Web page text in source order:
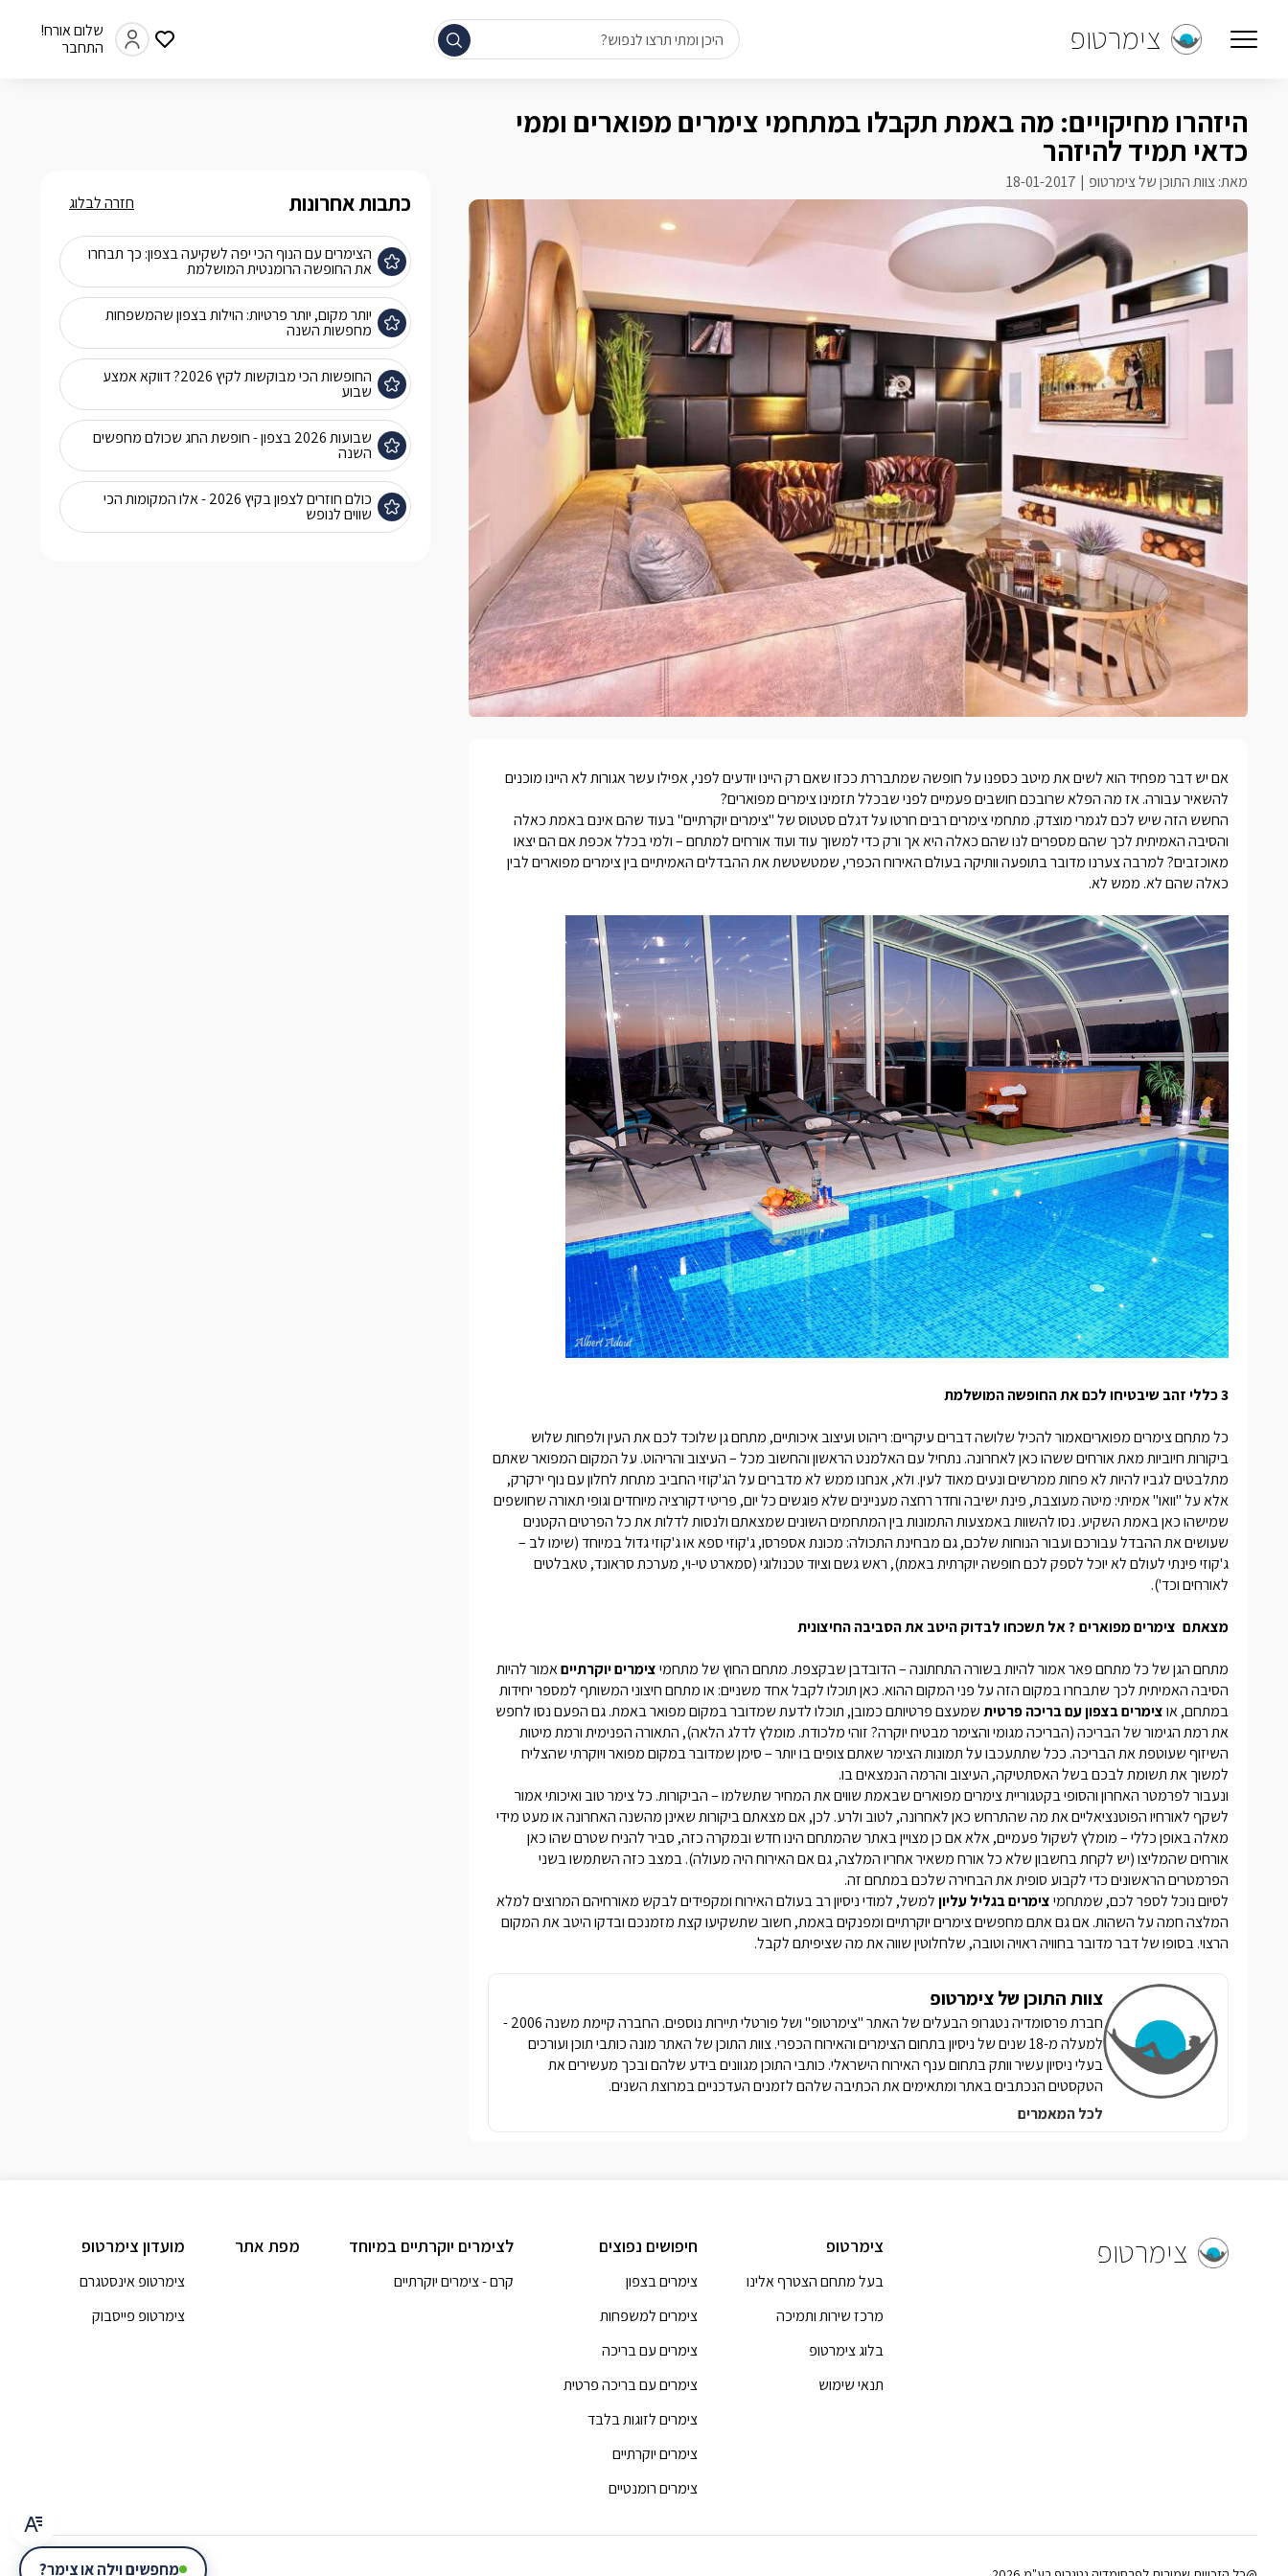
צימרטופ
שלום אורח!
התחבר
היכן ומתי תרצו לנפוש?
היזהרו מחיקויים: מה באמת תקבלו במתחמי צימרים מפוארים וממי
כדאי תמיד להיזהר
מאת: צוות התוכן של צימרטופ 18-01-2017
אם יש דבר מפחיד הוא לשים את מיטב כספנו על חופשה שמתבררת ככזו שאם רק היינו יודעים לפני, אפילו עשר אגורות לא היינו מוכנים
להשאיר עבורה. אז מה הפלא שרובכם חושבים פעמיים לפני שבכלל תזמינוצימרים מפוארים?
החשש הזה שיש לכם לגמרי מוצדק. מתחמי צימרים רבים חרטו על דגלם סטטוס של "צימרים יוקרתיים" בעוד שהם אינם באמת כאלה
והסיבה האמיתית לכך שהם מספרים לנו שהם כאלה היא אך ורק כדי למשוך עוד ועוד אורחים למתחם – ולמי בכלל אכפת אם הם יצאו
מאוכזבים? למרבה צערנו מדובר בתופעה וותיקה בעולם האירוח הכפרי, שמטשטשת את ההבדלים האמיתיים ביןצימרים מפואריםלבין
כאלה שהם לא. ממש לא.
3 כללי זהב שיבטיחו לכם את החופשה המושלמת
כל מתחםצימרים מפואריםאמור להכיל שלושה דברים עיקריים: ריהוט ועיצוב איכותיים, מתחם גן שלוכד לכם את העין ולפחות שלוש
ביקורות חיוביות מאת אורחים ששהו כאן לאחרונה. נתחיל עם האלמנט הראשון והחשוב מכל – העיצוב והריהוט. על המקום המפואר שאתם
מתלבטים לגביו להיות לא פחות ממרשים ונעים מאוד לעין. ולא, אנחנו ממש לא מדברים על הג'קוזי החביב מתחת לחלון עם נוף ירקרק,
אלא על "וואו" אמיתי: מיטה מעוצבת, פינת ישיבה וחדר רחצה מעניינים שלא פוגשים כל יום, פריטי דקורציה מיוחדים וגופי תאורה שחושפים
שמישהו כאן באמת השקיע. נסו להשוות באמצעות התמונות בין המתחמים השונים שמצאתם ולנסות לדלות את כל הפרטים הקטנים
שעושים את ההבדל עבורכם ועבור הנוחות שלכם, גם מבחינת התכולה: מכונת אספרסו, ג'קוזי ספא או ג'קוזי גדול במיוחד (שימו לב –
ג'קוזי פינתי לעולם לא יוכל לספק לכם חופשה יוקרתית באמת), ראש גשם וציוד טכנולוגי (סמארט טי-וי, מערכת סראונד, טאבלטים
לאורחים וכד').
מצאתם צימרים מפוארים? אל תשכחו לבדוק היטב את הסביבה החיצונית
מתחם הגן של כל מתחם פאר אמור להיות בשורה התחתונה – הדובדבן שבקצפת. מתחם החוץ של מתחמיצימרים יוקרתייםאמור להיות
הסיבה האמיתית לכך שתבחרו במקום הזה על פני המקום ההוא. כאן תוכלו לקבל אחד משניים: או מתחם חיצוני המשותף למספר יחידות
במתחם, אוצימרים בצפון עם בריכה פרטיתשמעצם פרטיותם כמובן, תוכלו לדעת שמדובר במקום מפואר באמת. גם הפעם נסו לחפש
את רמת הגימור של הבריכה (הבריכה מגומי והצימר מבטיח יוקרה? זוהי מלכודת. מומלץ לדלג הלאה), התאורה הפנימית ורמת מיטות
השיזוף שעוטפת את הבריכה. ככל שתתעכבו על תמונות הצימר שאתם צופים בו יותר – סימן שמדובר במקום מפואר ויוקרתי שהצליח
למשוך את תשומת לבכם בשל האסתטיקה, העיצוב והרמה הנמצאים בו.
ונעבור לפרמטר האחרון והסופי בקטגורייתצימרים מפואריםשבאמת שווים את המחיר שתשלמו – הביקורות. כל צימר טוב ואיכותי אמור
לשקף לאורחיו הפוטנציאליים את מה שהתרחש כאן לאחרונה, לטוב ולרע. לכן, אם מצאתם ביקורות שאינן מהשנה האחרונה או מעט מידי
מאלה באופן כללי – מומלץ לשקול פעמיים, אלא אם כן מצויין באתר שהמתחם הינו חדש ובמקרה כזה, סביר להניח שטרם שהו כאן
אורחים שהמליצו (יש לקחת בחשבון שלא כל אורח משאיר אחריו המלצה, גם אם האירוח היה מעולה). במצב כזה השתמשו בשני
הפרמטרים הראשונים כדי לקבוע סופית את הבחירה שלכם במתחם זה.
לסיום נוכל לספר לכם, שמתחמיצימרים בגליל עליוןלמשל, למודי ניסיון רב בעולם האירוח ומקפידים לבקש מאורחיהם המרוצים למלא
המלצה חמה על השהות. אם גם אתם מחפשיםצימרים יוקרתייםומפנקים באמת, חשוב שתשקיעו קצת מזמנכם ובדקו היטב את המקום
הרצוי. בסופו של דבר מדובר בחוויה ראויה וטובה, שלחלוטין שווה את מה שציפיתם לקבל.
צוות התוכן של צימרטופ
חברת פרסומדיה נטגרופ הבעלים של האתר "צימרטופ" ושל פורטלי תיירות נוספים. החברה קיימת משנה 2006 -
למעלה מ-18 שנים של ניסיון בתחום הצימרים והאירוח הכפרי. צוות התוכן של האתר מונה כותבי תוכן ועורכים
בעלי ניסיון עשיר וותק בתחום ענף האירוח הישראלי. כותבי התוכן מגוונים בידע שלהם ובכך מעשירים את
הטקסטים הנכתבים באתר ומתאימים את הכתיבה שלהם לזמנים העדכניים במרוצת השנים.
לכל המאמרים
כתבות אחרונות
הצימרים עם הנוף הכי יפה לשקיעה בצפון: כך תבחרו
את החופשה הרומנטית המושלמת
יותר מקום, יותר פרטיות: הוילות בצפון שהמשפחות
מחפשות השנה
החופשות הכי מבוקשות לקיץ 2026? דווקא אמצע
שבוע
שבועות 2026 בצפון - חופשת החג שכולם מחפשים
השנה
כולם חוזרים לצפון בקיץ 2026 - אלו המקומות הכי
שווים לנופש
חזרה לבלוג
צימרטופ צימרטופ
בעל מתחם הצטרף אלינו
מרכז שירות ותמיכה
בלוג צימרטופ
תנאי שימוש
חיפושים נפוצים
צימרים בצפון
צימרים למשפחות
צימרים עם בריכה
צימרים עם בריכה פרטית
צימרים לזוגות בלבד
צימרים יוקרתיים
צימרים רומנטיים
לצימרים יוקרתיים במיוחד
קרם - צימרים יוקרתיים
מפת אתר מועדון צימרטופ
צימרטופ אינסטגרם
צימרטופ פייסבוק
מחפשים וילה או צימר?